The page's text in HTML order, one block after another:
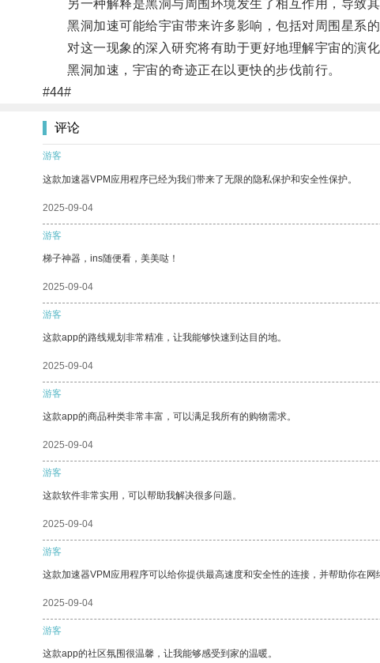
另一种解释是黑洞与周围环境发生了相互作用，导致其
黑洞加速可能给宇宙带来许多影响，包括对周围星系的
对这一现象的深入研究将有助于更好地理解宇宙的演化
黑洞加速，宇宙的奇迹正在以更快的步伐前行。
#44#
评论
游客
这款加速器VPM应用程序已经为我们带来了无限的隐私保护和安全性保护。
2025-09-04
游客
梯子神器，ins随便看，美美哒！
2025-09-04
游客
这款app的路线规划非常精准，让我能够快速到达目的地。
2025-09-04
游客
这款app的商品种类非常丰富，可以满足我所有的购物需求。
2025-09-04
游客
这款软件非常实用，可以帮助我解决很多问题。
2025-09-04
游客
这款加速器VPM应用程序可以给你提供最高速度和安全性的连接，并帮助你在网
2025-09-04
游客
这款app的社区氛围很温馨，让我能够感受到家的温暖。